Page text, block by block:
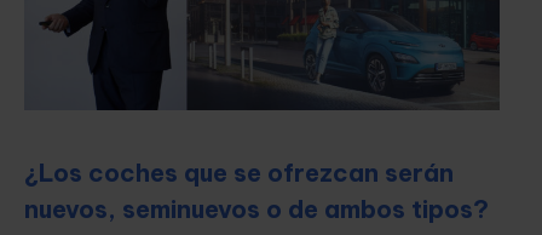
¿Los coches que se ofrezcan serán
nuevos, seminuevos o de ambos tipos?